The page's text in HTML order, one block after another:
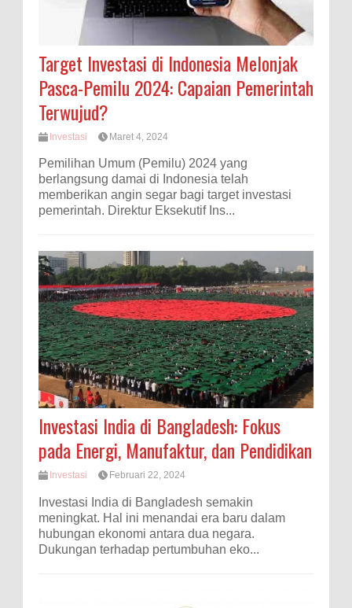
Target Investasi di Indonesia Melonjak
Pasca-Pemilu 2024: Capaian Pemerintah
Terwujud?
Investasi Maret 4, 2024
Pemilihan Umum (Pemilu) 2024 yang
berlangsung damai di Indonesia telah
memberikan angin segar bagi target investasi
pemerintah. Direktur Eksekutif Ins...
Investasi India di Bangladesh: Fokus
pada Energi, Manufaktur, dan Pendidikan
Investasi Februari 22, 2024
Investasi India di Bangladesh semakin
meningkat. Hal ini menandai era baru dalam
hubungan ekonomi antara dua negara.
Dukungan terhadap pertumbuhan eko...